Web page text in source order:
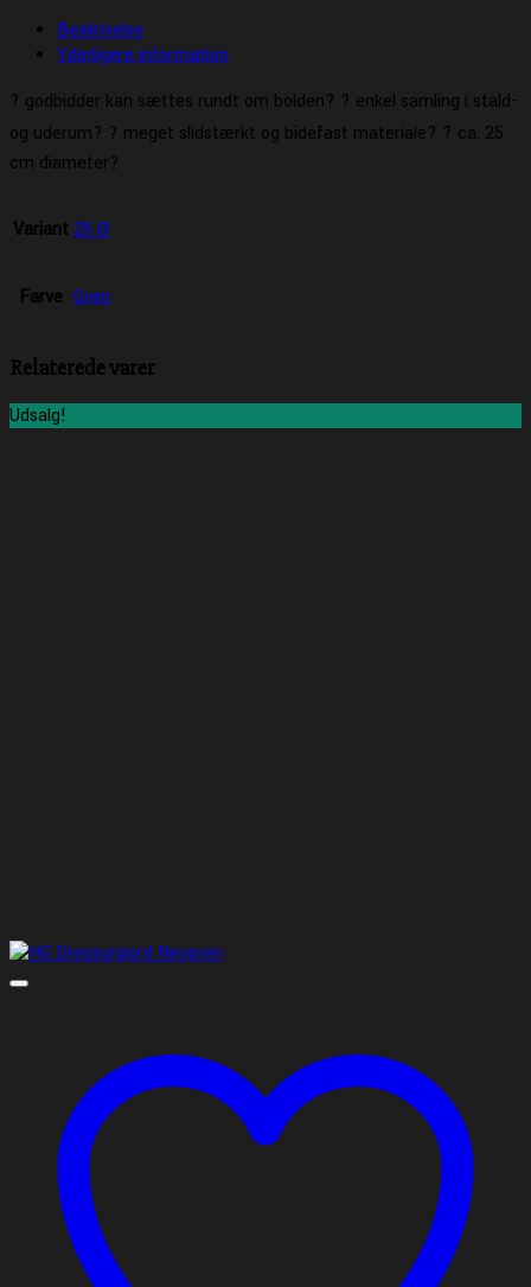
Beskrivelse
Yderligere information
? godbidder kan sættes rundt om bolden? ? enkel samling i stald-
og uderum? ? meget slidstærkt og bidefast materiale? ? ca. 25
cm diameter?
Variant 25 Ø
Farve Grøn
Relaterede varer
Udsalg!